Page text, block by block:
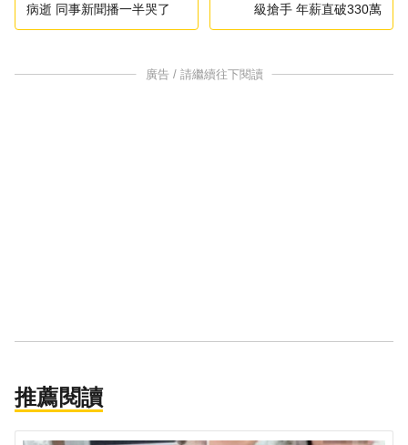
病逝 同事新聞播一半哭了
級搶手 年薪直破330萬
廣告 / 請繼續往下閱讀
推薦閱讀